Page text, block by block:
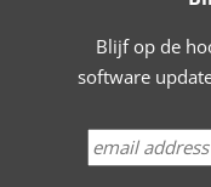
Blijf op de
software